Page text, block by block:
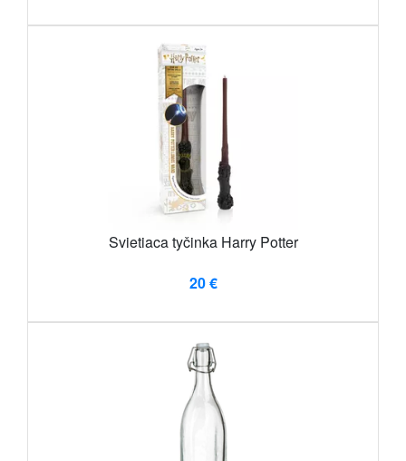
Svietiaca tyčinka Harry Potter
20 €